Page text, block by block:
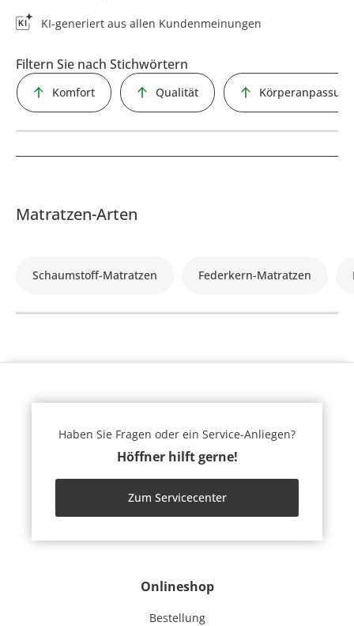
KI-generiert aus allen Kundenmeinungen
Filtern Sie nach Stichwörtern
Komfort Qualität Körperanpassung
Matratzen-Arten
Schaumstoff-Matratzen Federkern-Matratzen
Onlineshop
Bestellung
Haben Sie Fragen oder ein Service-Anliegen?
Höffner hilft gerne!
Zum Servicecenter